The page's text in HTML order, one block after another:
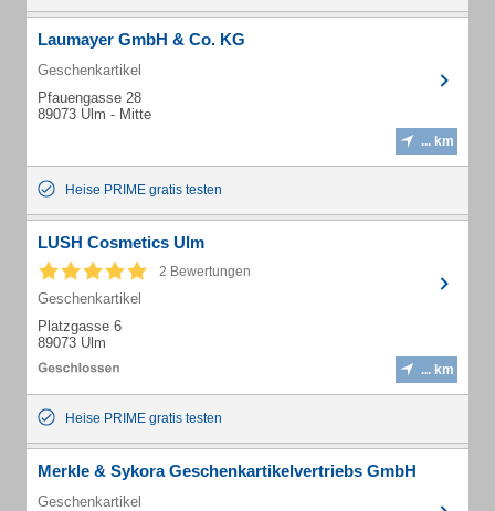
Laumayer GmbH & Co. KG
Geschenkartikel
Pfauengasse 28
89073 Ulm - Mitte
... km
Heise PRIME gratis testen
LUSH Cosmetics Ulm
2 Bewertungen
Geschenkartikel
Platzgasse 6
89073 Ulm
... km
Heise PRIME gratis testen
Merkle & Sykora Geschenkartikelvertriebs GmbH
Geschenkartikel